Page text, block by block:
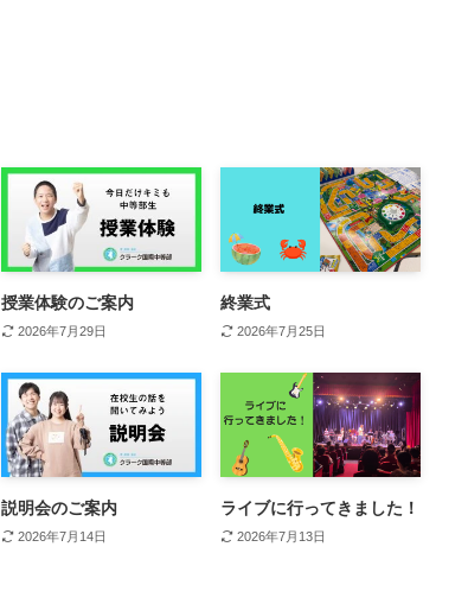
授業体験のご案内
2026年7月29日
終業式
2026年7月25日
説明会のご案内
2026年7月14日
ライブに行ってきました！
2026年7月13日